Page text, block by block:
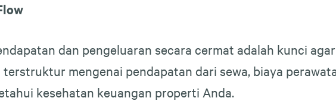
dan pengeluaran secara cermat adalah kunci
mengenai pendapatan dari sewa, biaya
kesehatan keuangan properti Anda.